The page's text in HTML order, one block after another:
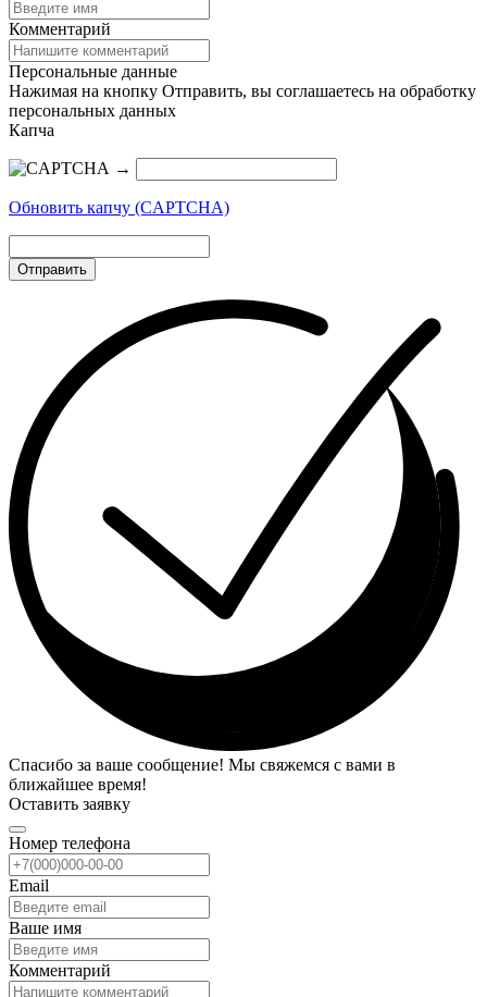
Комментарий
Персональные данные
Нажимая на кнопку Отправить, вы соглашаетесь на обработку
персональных данных
Капча
→
Обновить капчу (CAPTCHA)
Отправить
Спасибо за ваше сообщение! Мы свяжемся с вами в
ближайшее время!
Оставить заявку
Номер телефона
Email
Ваше имя
Комментарий